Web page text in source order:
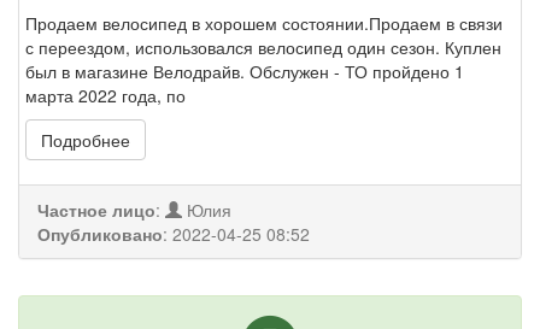
Продаем велосипед в хорошем состоянии.Продаем в связи
с переездом, использовался велосипед один сезон. Куплен
был в магазине Велодрайв. Обслужен - ТО пройдено 1
марта 2022 года, по
Подробнее
Частное лицо:
Юлия
Опубликовано: 2022-04-25 08:52